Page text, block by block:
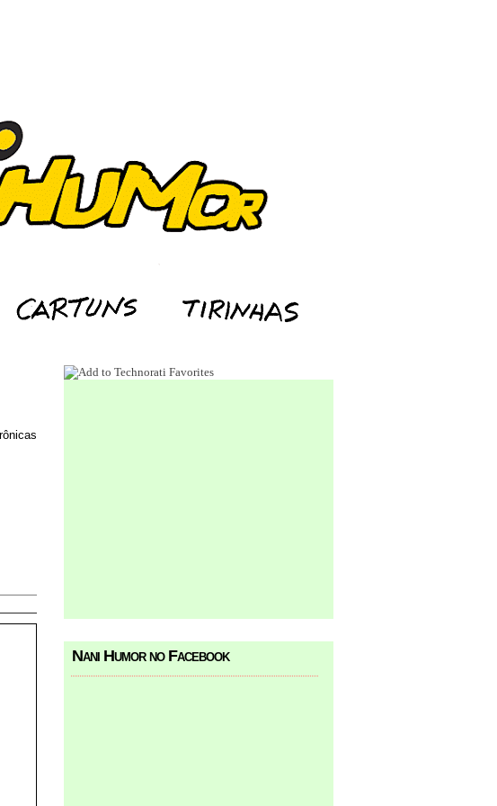
Nani Humor no Facebook